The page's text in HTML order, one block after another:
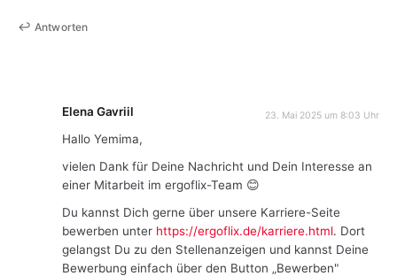
Antworten
Elena Gavriil 23. Mai 2025 um 8:03 Uhr
Hallo Yemima,
vielen Dank für Deine Nachricht und Dein Interesse an
einer Mitarbeit im ergoflix-Team 😊
Du kannst Dich gerne über unsere Karriere-Seite
bewerben unter https://ergoflix.de/karriere.html. Dort
gelangst Du zu den Stellenanzeigen und kannst Deine
Bewerbung einfach über den Button „Bewerben"